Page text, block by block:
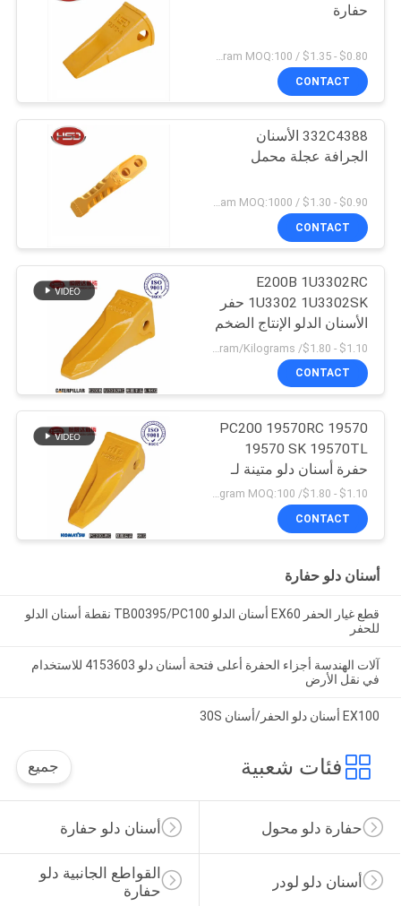
حفارة
CONTACT
332C4388 الأسنان
الجرافة عجلة محمل
CONTACT
E200B 1U3302RC
1U3302 1U3302SK حفر
الأسنان الدلو الإنتاج الضخم
CONTACT
PC200 19570RC 19570
19570 SK 19570TL
حفرة أسنان دلو متينة لـ
كوماتسو
$1.10 - $1.80/ Kilogram MOQ:100 كيلوغرام / كيلوغرام
CONTACT
أسنان دلو حفارة
قطع غيار الحفر EX60 أسنان الدلو TB00395/PC100 نقطة أسنان الدلو
للحفر
آلات الهندسة أجزاء الحفرة أعلى فتحة أسنان دلو 4153603 للاستخدام
في نقل الأرض
EX100 أسنان دلو الحفر/أسنان 30S
فئات شعبية جميع
أسنان دلو حفارة حفارة دلو محول
القواطع الجانبية دلو
حفارة
أسنان دلو لودر